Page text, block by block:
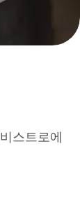
스트로에